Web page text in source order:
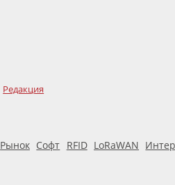
Редакция
Рынок Софт RFID LoRaWAN